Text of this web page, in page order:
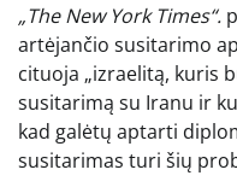
„The New York Times“.
artėjančio susitarimo
cituoja „izraelitą, kuris
susitarimą su Iranu ir
kad galėtų aptarti
susitarimas turi šių